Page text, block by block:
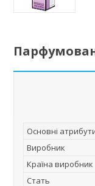
Основні
Виробник
Країна виробник
Стать